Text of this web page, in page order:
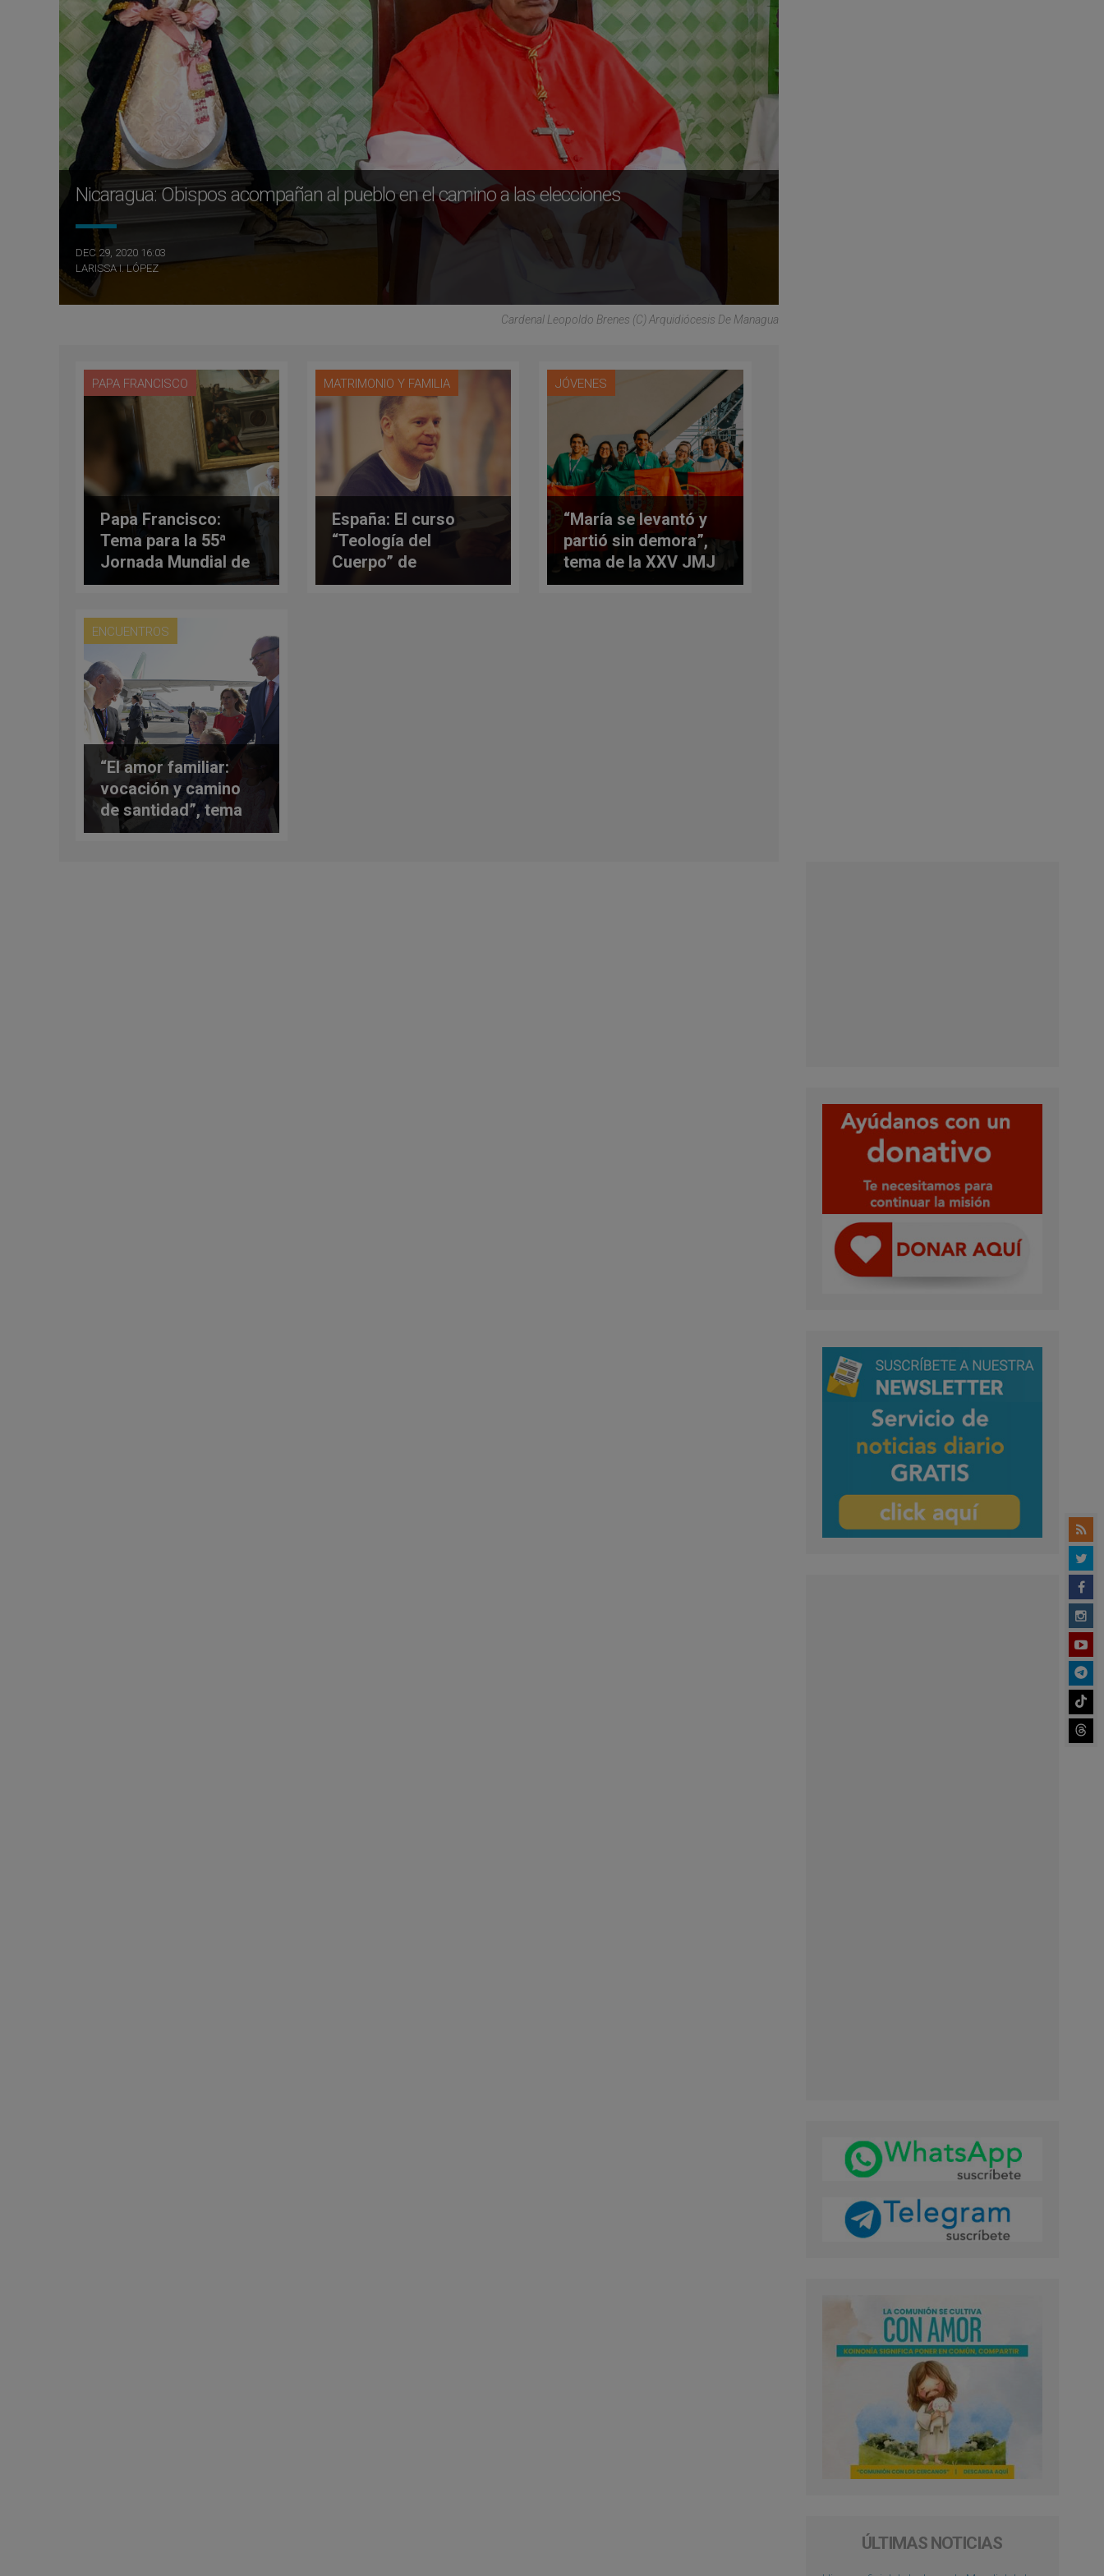
Nicaragua: Obispos acompañan al pueblo en el camino a las elecciones
DEC 29, 2020 16:03
LARISSA I. LÓPEZ
Cardenal Leopoldo Brenes (C) Arquidiócesis De Managua
PAPA FRANCISCO
Papa Francisco:
Tema para la 55ª
Jornada Mundial de
las Comunicaciones
MATRIMONIO Y FAMILIA
España: El curso
“Teología del
Cuerpo” de
Christopher West,
JÓVENES
“María se levantó y
partió sin demora”,
tema de la XXV JMJ
de Lisboa 2022
ENCUENTROS
“El amor familiar:
vocación y camino
de santidad”, tema
del Encuentro
ÚLTIMAS NOTICIAS